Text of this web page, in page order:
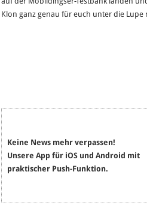
Klon ganz genau für euch unter die Lupe
Keine News mehr verpassen!
Unsere App für iOS und Android mit
praktischer Push-Funktion.